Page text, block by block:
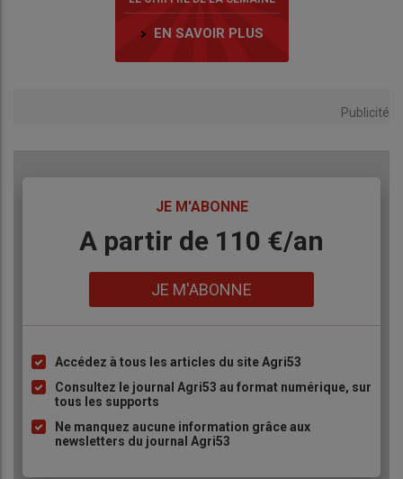
EN SAVOIR PLUS
Publicité
JE M'ABONNE
BodyA partir de 110 €/an
JE M'ABONNE
Liste
à
puce
Accédez à tous les articles du site Agri53
Consultez le journal Agri53 au format numérique, sur
tous les supports
Ne manquez aucune information grâce aux
newsletters du journal Agri53